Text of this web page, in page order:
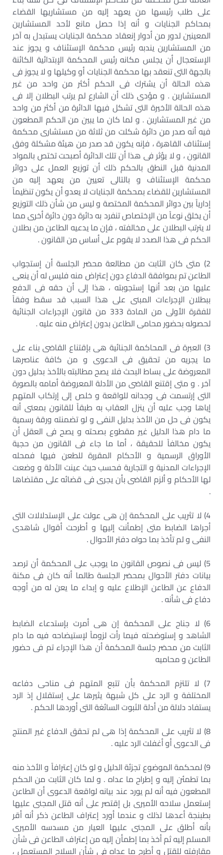
على طلب رئيسها من يعهد إليه من مستشاريها القضاء
بمحاكم الجنايات و أنه إذا حصل مانع لأحد المستشارين
المعينين لدور من أدوار إنعقاد محكمة الجنايات يستبدل به آخر
من المستشارين يندبه رئيس محكمة الإستئناف و يجوز عند
الإستعجال أن يجلس مكانه رئيس المحكمة الإبتدائية الكائنة
بالجهة التى تنعقد بها محكمة الجنايات أو وكيلها و لا يجوز فى
هذه الحالة أن يشترك فى الحكم أكثر من واحد من غير
المستشارين . و مؤدى ذلك أن الشارع لم يرتب البطلان إلا فى
هذه الحالة الأخيرة التى تشكل فيها الدائرة من أكثر من واحد
من غير المستشارين . و لما كان ما يبين من الحكم المطعون
فيه أنه صدر من دائرة شكلت من ثلاثة من مستشارى محكمة
إستئناف القاهرة ، فإنه يكون قد صدر من هيئة مشكلة وفق
القانون ، و لا يؤثر فى هذا أن تلك الدائرة أصبحت تختص بالمواد
المدنية قبل النطق بالحكم ذلك أن توزيع العمل على دوائر
محكمة الإستئناف و بالتالى تعيين من يعهد إليه من
المستشارين للقضاء بمحكمة الجنايات لا يعدو أن يكون تنظيماً
إدارياً بين دوائر المحكمة المختصة و ليس من شأن ذلك التوزيع
أن يخلق نوعاً من الإختصاص تنفرد به دائرة دون دائرة أخرى مما
لا يترتب البطلان على مخالفته ، فإن ما يدعيه الطاعن من بطلان
الحكم فى هذا الصدد لا يقوم على أساس من القانون .
2) متى كان الثابت من مطالعة محضر الجلسة أن إستجواب
الطاعن تم بموافقة الدفاع دون إعتراض منه فليس له أن ينعى
عليها من بعد أنها إستجوبته ، هذا إلى أن حقه فى الدفع
ببطلان الإجراءات المبنى على هذا السبب قد سقط وفقاً
للفقرة الأولى من المادة 333 من قانون الإجراءات الجنائية
لحصوله بحضور محامى الطاعن بدون إعتراض منه عليه .
3) العبرة فى المحاكمة الجنائية هى بإقتناع القاضى بناء على
ما يجريه من تحقيق فى الدعوى و من كافة عناصرها
المعروضة على بساط البحث فلا يصح مطالبته بالأخذ بدليل دون
آخر . و متى إقتنع القاضى من الأدلة المعروضة أمامه بالصورة
التى إرتسمت فى وجدانه للواقعة و خلص إلى إرتكاب المتهم
إياها وجب عليه أن ينزل العقاب به طبقاً للقانون بمعنى أنه
يكون فى حل من الأخذ بدليل النفى و لو تضمنته ورقة رسمية
ما دام هذا الدليل غير مقطوع بصحته و يصح فى العقل أن
يكون مخالفاً للحقيقة ، أما ما جاء فى القانون من حجية
الأوراق الرسمية و الأحكام المقررة للطعن فيها فمحله
الإجراءات المدنية و التجارية فحسب حيث عينت الأدلة و وضعت
لها الأحكام و ألزم القاضى بأن يجرى فى قضائه على مقتضاها
.
4) لا تثريب على المحكمة إن هى عولت على الإستدلالات التى
أجراها الضابط متى إطمأنت إليها و أطرحت أقوال شاهدى
النفى و لم تأخذ بما حواه دفتر الأحوال .
5) ليس فى نصوص القانون ما يوجب على المحكمة أن ترصد
بيانات دفتر الأحوال بمحضر الجلسة طالما أنه كان فى مكنة
الدفاع عن الطاعن الإطلاع عليه و إبداء ما يعن له من أوجه
دفاع فى شأنه .
6) لا جناح على المحكمة إن هى أمرت بإستدعاء الضابط
الشاهد و إستوضحته فيما رأت لزوماً لإستيضاحه فيه ما دام
الثابت من محضر جلسة المحكمة أن هذا الإجراء تم فى حضور
الطاعن و محاميه
7) لا تلتزم المحكمة بأن تتبع المتهم فى مناحى دفاعه
المختلفة و الرد على كل شبهة يثيرها على إستقلال إذ الرد
يستفاد دلالة من أدلة الثبوت السائغة التى أوردها الحكم .
8) لا تثريب على المحكمة إذا هى لم تحقق الدفاع غير المنتج
فى الدعوى أو أغفلت الرد عليه .
9) لمحكمة الموضوع تجزئة الدليل و لو كان إعترافاً و الأخذ منه
بما تطمئن إليه و إطراح ما عداه . و لما كان الثابت من الحكم
المطعون فيه أنه لم يورد عند بيانه لواقعة الدعوى أن الطاعن
إستعمل سلاحه الأميرى بل إقتصر على أنه قتل المجنى عليها
بطبنجة أعدها لذلك و عندما أورد إعتراف الطاعن ذكر أنه أقر
بأنه أطلق على المجنى عليها العيار من مسدسه الأميرى
المسلم إليه ثم أخذ بما إطمأن إليه من إعتراف الطاعن فى شأن
مقارفته للقتل و أطرح ما عداه فى شأن السلاح المستعمل ،